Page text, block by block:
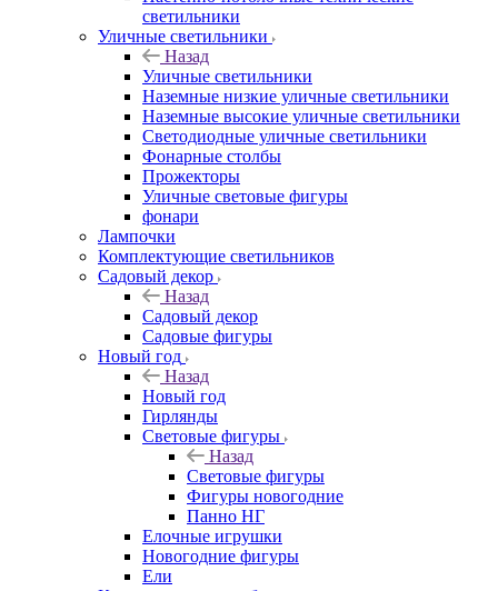
светильники
Уличные светильники
Назад
Уличные светильники
Наземные низкие уличные светильники
Наземные высокие уличные светильники
Светодиодные уличные светильники
Фонарные столбы
Прожекторы
Уличные световые фигуры
фонари
Лампочки
Комплектующие светильников
Садовый декор
Назад
Садовый декор
Садовые фигуры
Новый год
Назад
Новый год
Гирлянды
Световые фигуры
Назад
Световые фигуры
Фигуры новогодние
Панно НГ
Елочные игрушки
Новогодние фигуры
Ели